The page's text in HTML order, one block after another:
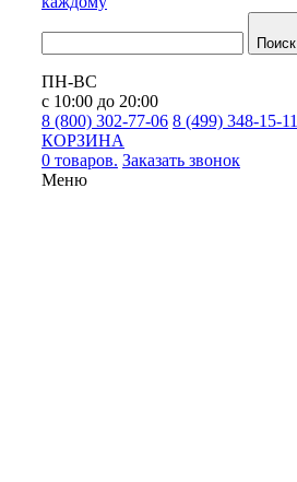
Поиск
ПН-ВС
с 10:00 до 20:00
8 (800) 302-77-06 8 (499) 348-15-11
КОРЗИНА
0 товаров. Заказать звонок
Меню